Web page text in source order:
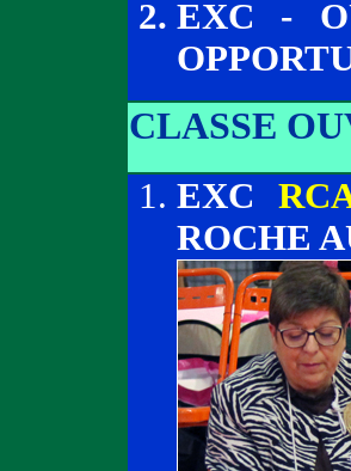
EXC -
CLASSE
EXC
ROCHE